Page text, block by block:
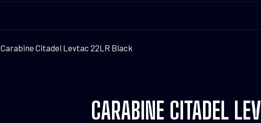
Carabine Citadel Levtac 22LR Black
CARABINE CITADEL